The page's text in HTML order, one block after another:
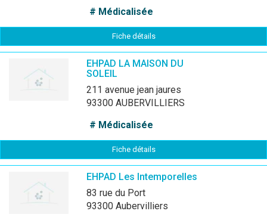
# Médicalisée
Fiche détails
EHPAD LA MAISON DU
SOLEIL
211 avenue jean jaures
93300 AUBERVILLIERS
# Médicalisée
Fiche détails
EHPAD Les Intemporelles
83 rue du Port
93300 Aubervilliers